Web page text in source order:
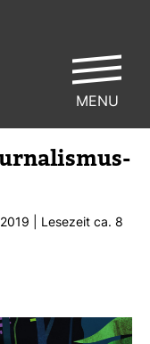
| Lese­zeit ca. 8
MENU